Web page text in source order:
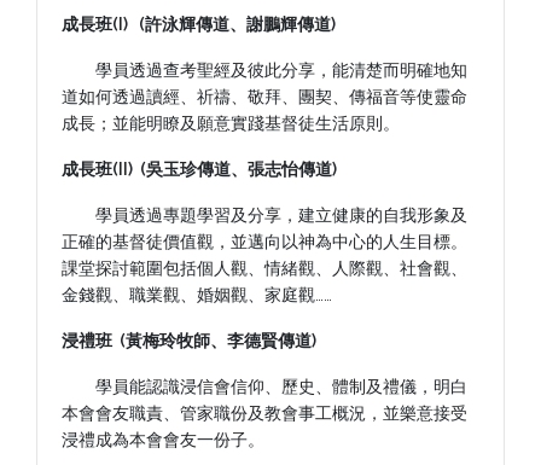
成長班(I) (許泳輝傳道、謝鵬輝傳道)
學員透過查考聖經及彼此分享，能清楚而明確地知
道如何透過讀經、祈禱、敬拜、團契、傳福音等使靈命
成長；並能明瞭及願意實踐基督徒生活原則。
成長班(II) (吳玉珍傳道、張志怡傳道)
學員透過專題學習及分享，建立健康的自我形象及
正確的基督徒價值觀，並邁向以神為中心的人生目標。
課堂探討範圍包括個人觀、情緒觀、人際觀、社會觀、
金錢觀、職業觀、婚姻觀、家庭觀……
浸禮班 (黃梅玲牧師、李德賢傳道)
學員能認識浸信會信仰、歷史、體制及禮儀，明白
本會會友職責、管家職份及教會事工概況，並樂意接受
浸禮成為本會會友一份子。